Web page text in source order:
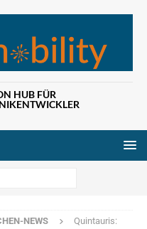
HUB FÜR
NEWS
Quintauris: